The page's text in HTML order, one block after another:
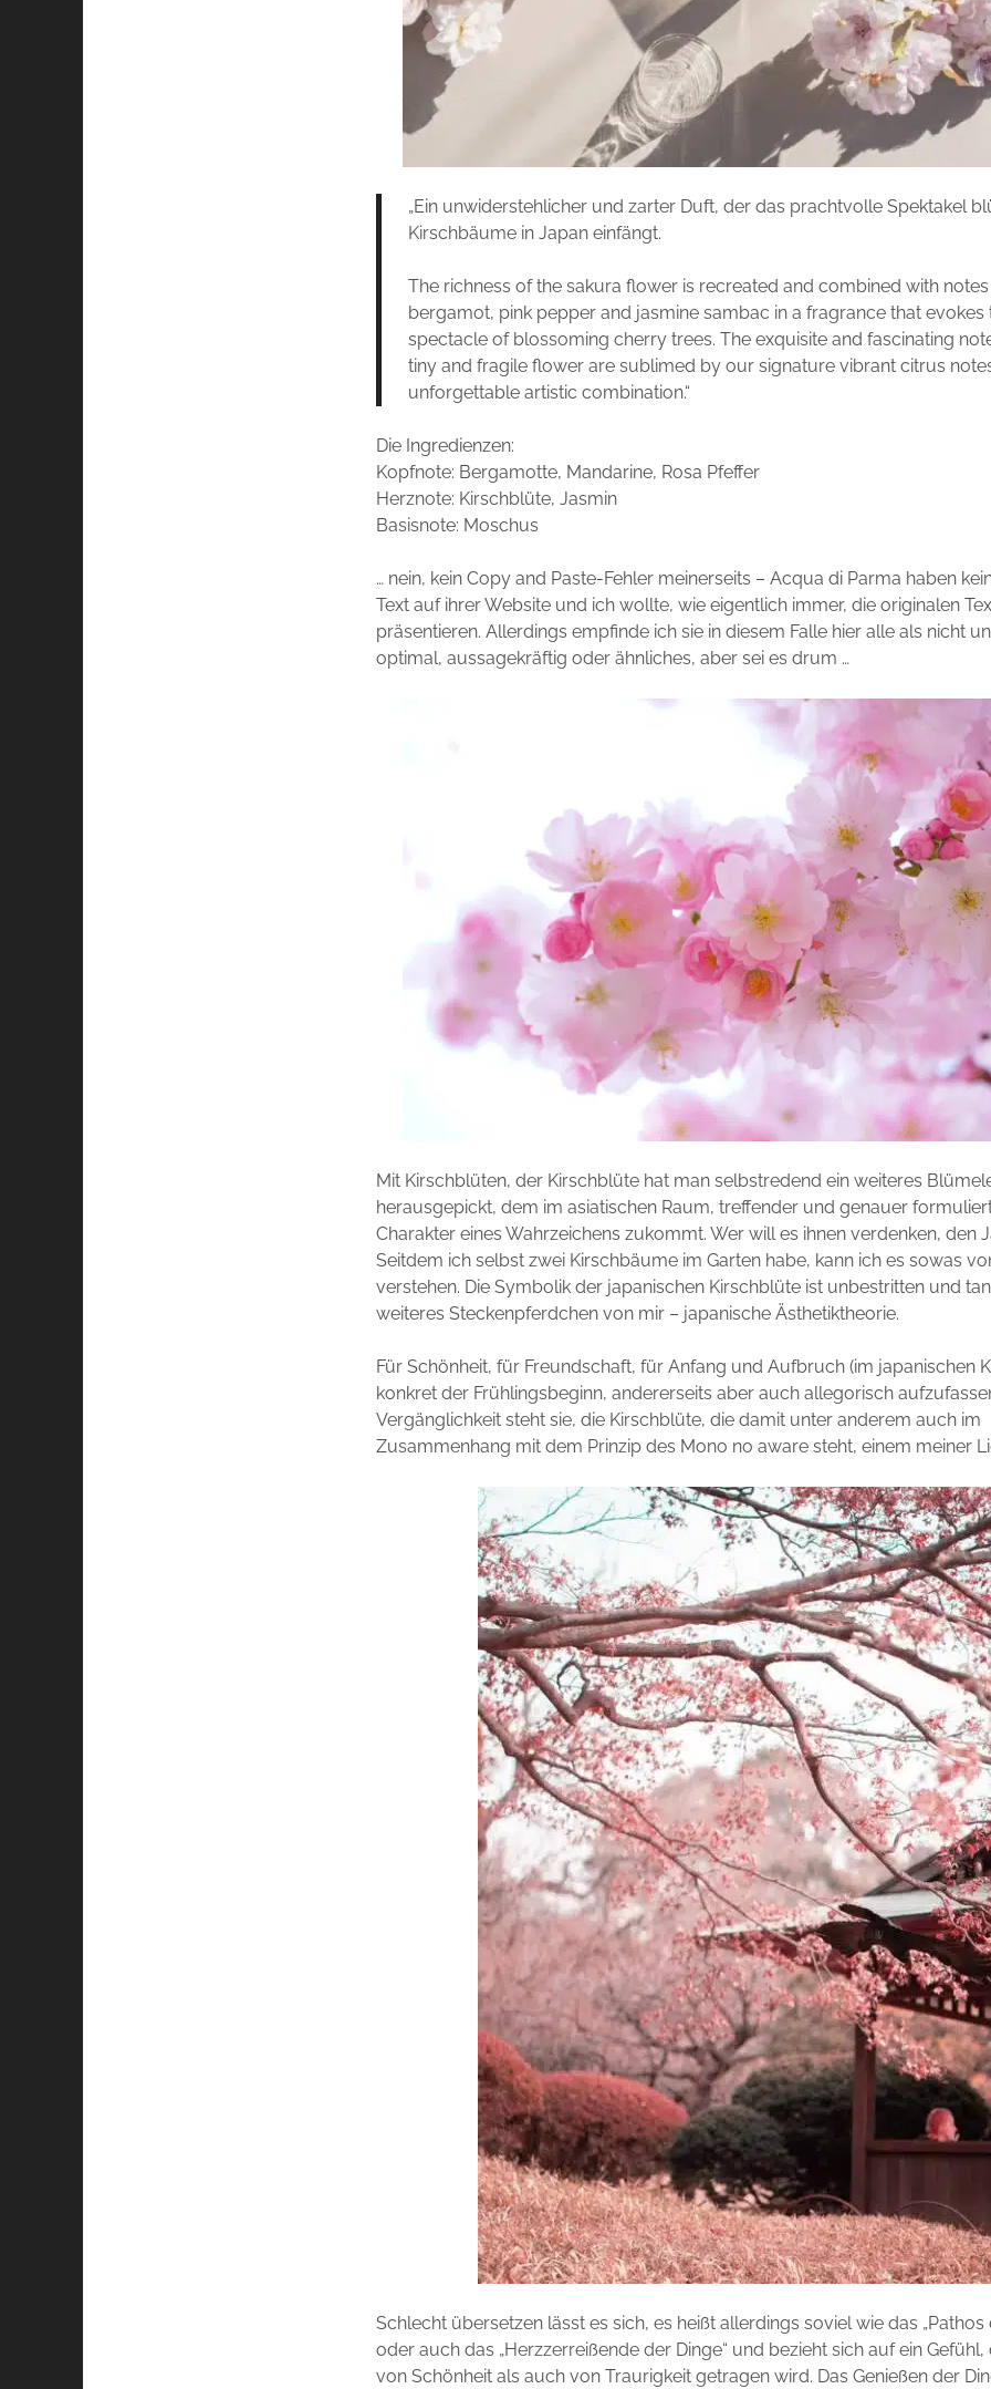
„Ein unwiderstehlicher und zarter Duft, der das prachtvolle Spektakel
Kirschbäume in Japan einfängt.
The richness of the sakura flower is recreated and combined with
bergamot, pink pepper and jasmine sambac in a fragrance that evokes
spectacle of blossoming cherry trees. The exquisite and fascinating
tiny and fragile flower are sublimed by our signature vibrant citrus
unforgettable artistic combination.“
Die Ingredienzen:
Kopfnote: Bergamotte, Mandarine, Rosa Pfeffer
Herznote: Kirschblüte, Jasmin
Basisnote: Moschus
… nein, kein Copy and Paste-Fehler meinerseits – Acqua di Parma haben
Text auf ihrer Website und ich wollte, wie eigentlich immer, die originalen
präsentieren. Allerdings empfinde ich sie in diesem Falle hier alle als nicht
optimal, aussagekräftig oder ähnliches, aber sei es drum …
Mit Kirschblüten, der Kirschblüte hat man selbstredend ein weiteres
herausgepickt, dem im asiatischen Raum, treffender und genauer
Charakter eines Wahrzeichens zukommt. Wer will es ihnen verdenken, den
Seitdem ich selbst zwei Kirschbäume im Garten habe, kann ich es sowas
verstehen. Die Symbolik der japanischen Kirschblüte ist unbestritten und
weiteres Steckenpferdchen von mir – japanische Ästhetiktheorie.
Für Schönheit, für Freundschaft, für Anfang und Aufbruch (im japanischen
konkret der Frühlingsbeginn, andererseits aber auch allegorisch
Vergänglichkeit steht sie, die Kirschblüte, die damit unter anderem auch im
Zusammenhang mit dem Prinzip des Mono no aware steht, einem meiner
Schlecht übersetzen lässt es sich, es heißt allerdings soviel wie das „Pathos
oder auch das „Herzzerreißende der Dinge“ und bezieht sich auf ein Gefühl,
von Schönheit als auch von Traurigkeit getragen wird. Das Genießen der